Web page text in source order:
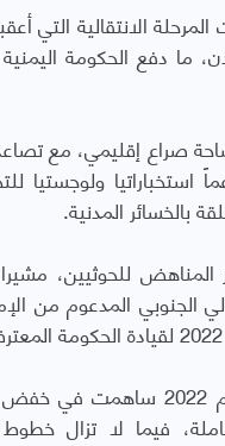
الانتقالية التي
جنوباً نحو عدن، ما دفع
صراع إقليمي، مع
استخباراتيا
بالخسائر المدنية.
الجنوبي المدعوم من
وأكد التقرير أن الهدنة التي
فيما لا تزال